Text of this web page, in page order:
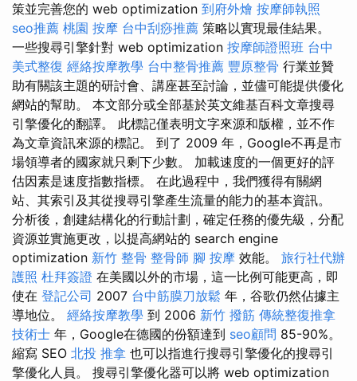
策並完善您的 web optimization 到府外燴 按摩師執照
seo推薦 桃園 按摩 台中刮痧推薦 策略以實現最佳結果。
一些搜尋引擎針對 web optimization 按摩師證照班 台中
美式整復 經絡按摩教學 台中整骨推薦 豐原整骨 行業並贊
助有關該主題的研討會、講座甚至討論，並儘可能提供優化
網站的幫助。 本文部分或全部基於英文維基百科文章搜尋
引擎優化的翻譯。 此標記僅表明文字來源和版權，並不作
為文章資訊來源的標記。 到了 2009 年，Google不再是市
場領導者的國家就只剩下少數。 加載速度的一個更好的評
估因素是速度指數指標。 在此過程中，我們獲得有關網
站、其索引及其從搜尋引擎產生流量的能力的基本資訊。
分析後，創建結構化的行動計劃，確定任務的優先級，分配
資源並實施更改，以提高網站的 search engine
optimization 新竹 整骨 整骨師 腳 按摩 效能。 旅行社代辦
護照 杜拜簽證 在美國以外的市場，這一比例可能更高，即
使在 登記公司 2007 台中筋膜刀放鬆 年，谷歌仍然佔據主
導地位。 經絡按摩教學 到 2006 新竹 撥筋 傳統整復推拿
技術士 年，Google在德國的份額達到 seo顧問 85-90%。
縮寫 SEO 北投 推拿 也可以指進行搜尋引擎優化的搜尋引
擎優化人員。 搜尋引擎優化器可以將 web optimization